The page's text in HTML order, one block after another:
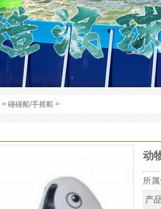
> 碰碰船/手摇船 >
动
所属
产